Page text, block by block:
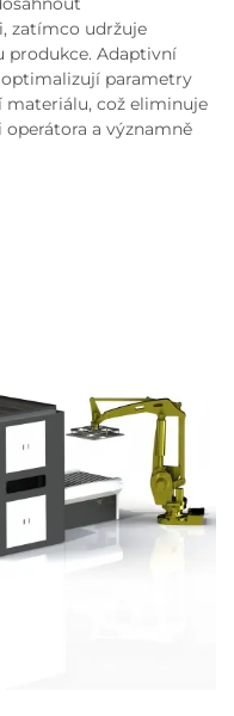
zatímco udržuje
produkce. Adaptivní
parametry
materiálu, což eliminuje
a významně